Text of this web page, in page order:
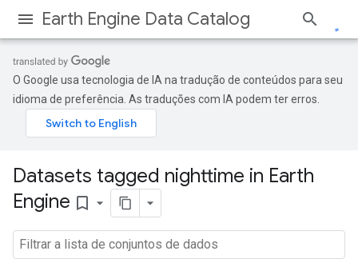
Earth Engine Data Catalog
O Google usa tecnologia de IA na tradução de conteúdos para seu
idioma de preferência. As traduções com IA podem ter erros.
Datasets tagged nighttime in Earth
Engine bookmark_border